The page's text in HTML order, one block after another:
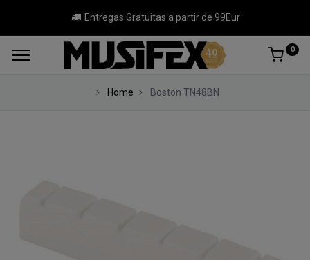
Entregas Gratuitas a partir de 99Eur
0
Home Boston TN48BN